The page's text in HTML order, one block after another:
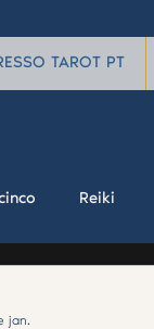
TAROT PT
Reiki
jan.